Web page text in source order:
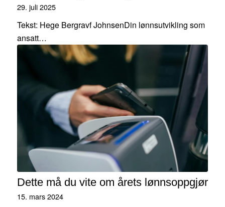
29. juli 2025
Tekst: Hege Bergravf JohnsenDin lønnsutvikling som
ansatt…
Dette må du vite om årets lønnsoppgjør
15. mars 2024